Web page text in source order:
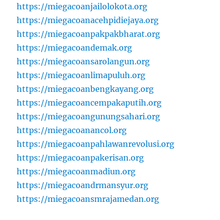
https://miegacoanjailolokota.org
https://miegacoanacehpidiejaya.org
https://miegacoanpakpakbharat.org
https://miegacoandemak.org
https://miegacoansarolangun.org
https://miegacoanlimapuluh.org
https://miegacoanbengkayang.org
https://miegacoancempakaputih.org
https://miegacoangunungsahari.org
https://miegacoanancol.org
https://miegacoanpahlawanrevolusi.org
https://miegacoanpakerisan.org
https://miegacoanmadiun.org
https://miegacoandrmansyur.org
https://miegacoansmrajamedan.org